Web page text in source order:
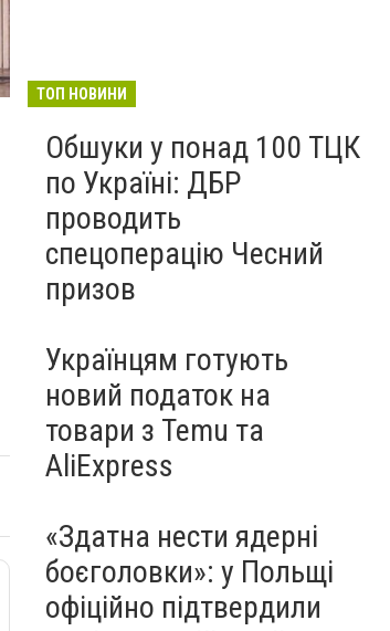
ТОП НОВИНИ
Обшуки у понад 100 ТЦК
по Україні: ДБР
проводить
спецоперацію Чесний
призов
Українцям готують
новий податок на
товари з Temu та
AliExpress
«Здатна нести ядерні
боєголовки»: у Польщі
офіційно підтвердили